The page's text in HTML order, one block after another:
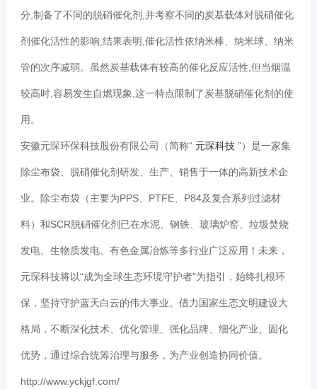
分,制备了不同的脱硝催化剂,并考察不同的炭基载体对脱硝催化
剂催化活性的影响,结果表明,催化活性依纳米棒、纳米球、纳米
管的次序减弱。虽然炭基载体有较高的催化反应活性,但当烟温
较高时,容易发生自燃现象,这一特点限制了炭基脱硝催化剂的使
用。
安徽元琛环保科技股份有限公司（简称“ 元琛科技”）是一家集
除尘布袋、脱硝催化剂研发、生产、销售于一体的高新技术企
业。除尘布袋（主要为PPS、PTFE、P84及复合系列过滤材
料）和SCR脱硝催化剂已在水泥、钢铁、玻璃炉窑、垃圾焚烧
发电、生物质发电、有色金属冶炼等多行业广泛应用！未来，
元琛科技将以“成为全球生态环境守护者”为指引，始终扎根环
保，坚持守护蓝天白云的伟大事业。借力国家生态文明建设大
格局，不断深化技术、优化管理、强化品牌、细化产业、固化
优势，通过综合统筹治理与服务，为产业创造协同价值。
http://www.yckjgf.com/